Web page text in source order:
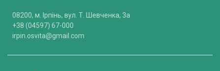
08200, м. Ірпінь, вул. Т. Шевченка, 3a
+38 (04597) 67-000
irpin.osvita@gmail.com